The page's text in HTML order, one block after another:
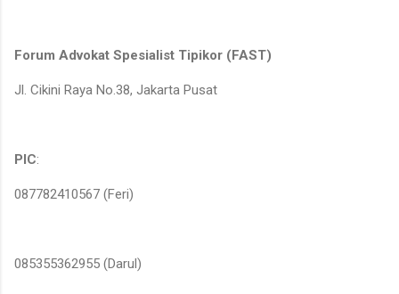
Forum Advokat Spesialist Tipikor (FAST)
Jl. Cikini Raya No.38, Jakarta Pusat
PIC:
087782410567 (Feri)
085355362955 (Darul)